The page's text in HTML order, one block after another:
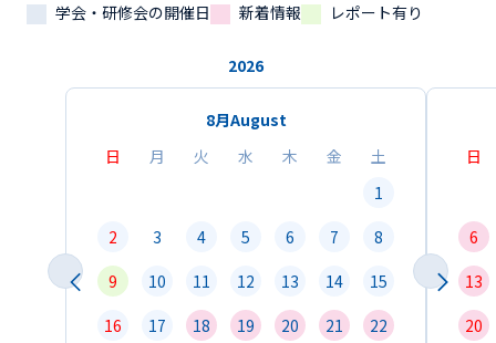
学会・研修会の開催日
新着情報 レポート有り
2026
8月August
日
月 火 水 木 金
土
1
2
3 4 5 6 7
8
9
10 11 12 13 14
15
16
17 18 19 20 21
22
日
6
13
20